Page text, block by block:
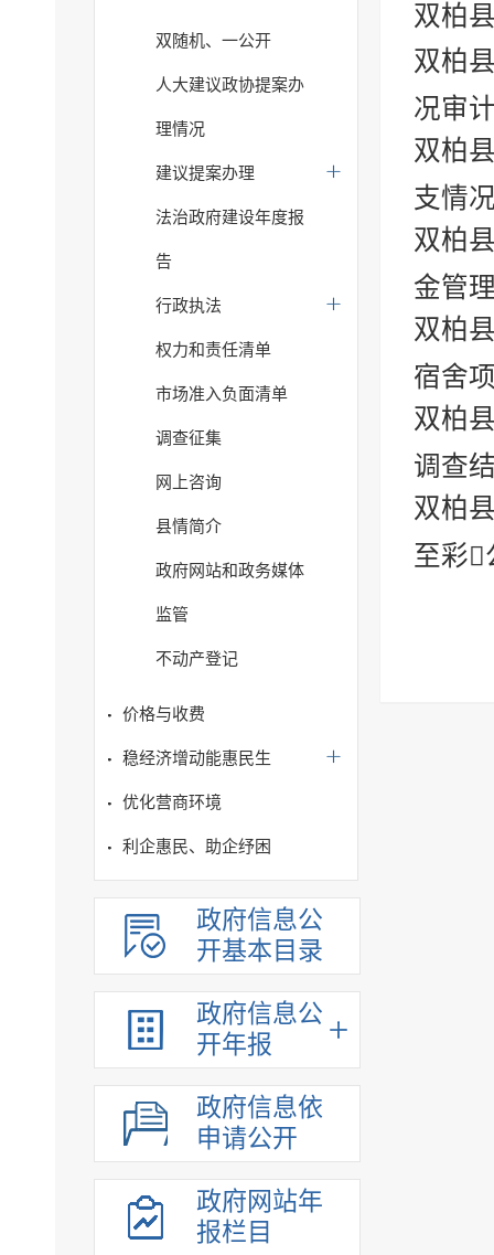
双随机、一公开
人大建议政协提案办
理情况
建议提案办理
法治政府建设年度报
告
行政执法
权力和责任清单
市场准入负面清单
调查征集
网上咨询
县情简介
政府网站和政务媒体
监管
不动产登记
价格与收费
稳经济增动能惠民生
优化营商环境
利企惠民、助企纾困
政府信息公
开基本目录
政府信息公
开年报
政府信息依
申请公开
政府网站年
报栏目
双柏
双柏
况审
双柏
支情
双柏
金管
双柏
宿舍
双柏
调查
双柏
至彩